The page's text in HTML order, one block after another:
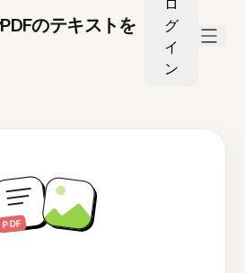
のテキストを
ロ
グ
イ
ン